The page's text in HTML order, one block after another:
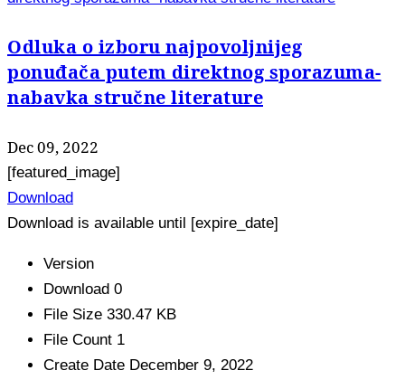
Odluka o izboru najpovoljnijeg
ponuđača putem direktnog sporazuma-
nabavka stručne literature
Dec 09, 2022
[featured_image]
Download
Download is available until [expire_date]
Version
Download 0
File Size 330.47 KB
File Count 1
Create Date December 9, 2022